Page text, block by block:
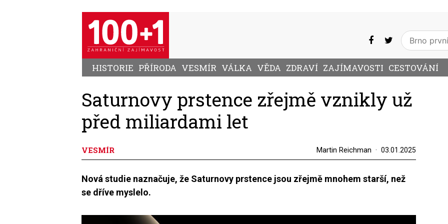
HISTORIE PŘÍRODA VESMÍR VÁLKA VĚDA ZDRAVÍ ZAJÍMAVOSTI CESTOVÁNÍ
Saturnovy prstence zřejmě vznikly už
před miliardami let
VESMÍR Martin Reichman 03.01.2025
Nová studie naznačuje, že Saturnovy prstence jsou zřejmě mnohem starší, než
se dříve myslelo.